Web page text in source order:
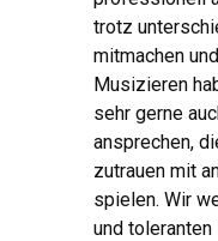
trotz
mitmachen
Musizieren
sehr gerne
ansprechen,
zutrauen mit
spielen. Wir
und